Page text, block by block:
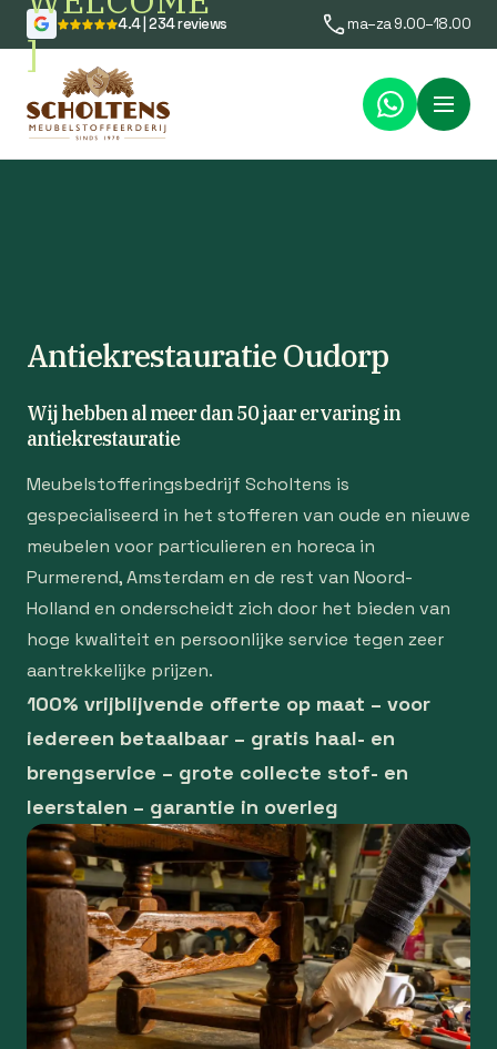
]
4.4 | 234 reviews ma–za 9.00–18.00
Menu
Antiekrestauratie Oudorp
Wij hebben al meer dan 50 jaar ervaring in
antiekrestauratie
Meubelstofferingsbedrijf Scholtens is
gespecialiseerd in het stofferen van oude en nieuwe
meubelen voor particulieren en horeca in
Purmerend, Amsterdam en de rest van Noord-
Holland en onderscheidt zich door het bieden van
hoge kwaliteit en persoonlijke service tegen zeer
aantrekkelijke prijzen.
100% vrijblijvende offerte op maat – voor
iedereen betaalbaar – gratis haal- en
brengservice – grote collecte stof- en
leerstalen – garantie in overleg